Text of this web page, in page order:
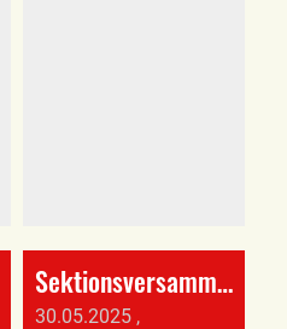
Sektionsversammlung
30.05.2025 ,